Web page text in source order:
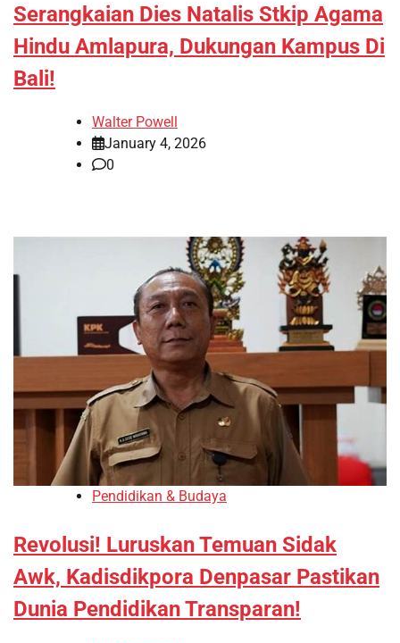
Serangkaian Dies Natalis Stkip Agama
Hindu Amlapura, Dukungan Kampus Di
Bali!
Walter Powell
January 4, 2026
0
Pendidikan & Budaya
Revolusi! Luruskan Temuan Sidak
Awk, Kadisdikpora Denpasar Pastikan
Dunia Pendidikan Transparan!